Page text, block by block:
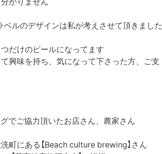
ベルのデザインは私が考えさせて頂きました
だけのビールになってます
興味を持ち、気になって下さった方、ご支
でご協力頂いたお店さん、農家さん
町にある【Beach culture brewing】さん